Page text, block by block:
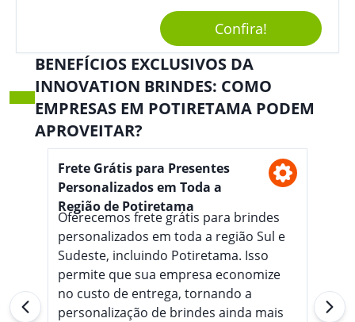
Elástico Permite Maior
Segurança Ao Carregá-Lo.
Ofereça A Seus Clientes E
Colaboradores, Sem Dúvidas
Eles Irão Adorar.
Confira!
BENEFÍCIOS EXCLUSIVOS DA
INNOVATION BRINDES: COMO
EMPRESAS EM POTIRETAMA PODEM
APROVEITAR?
Frete Grátis para Presentes
Personalizados em Toda a
Região de Potiretama
Oferecemos frete grátis para brindes
personalizados em toda a região Sul e
Sudeste, incluindo Potiretama. Isso
permite que sua empresa economize
no custo de entrega, tornando a
personalização de brindes ainda mais